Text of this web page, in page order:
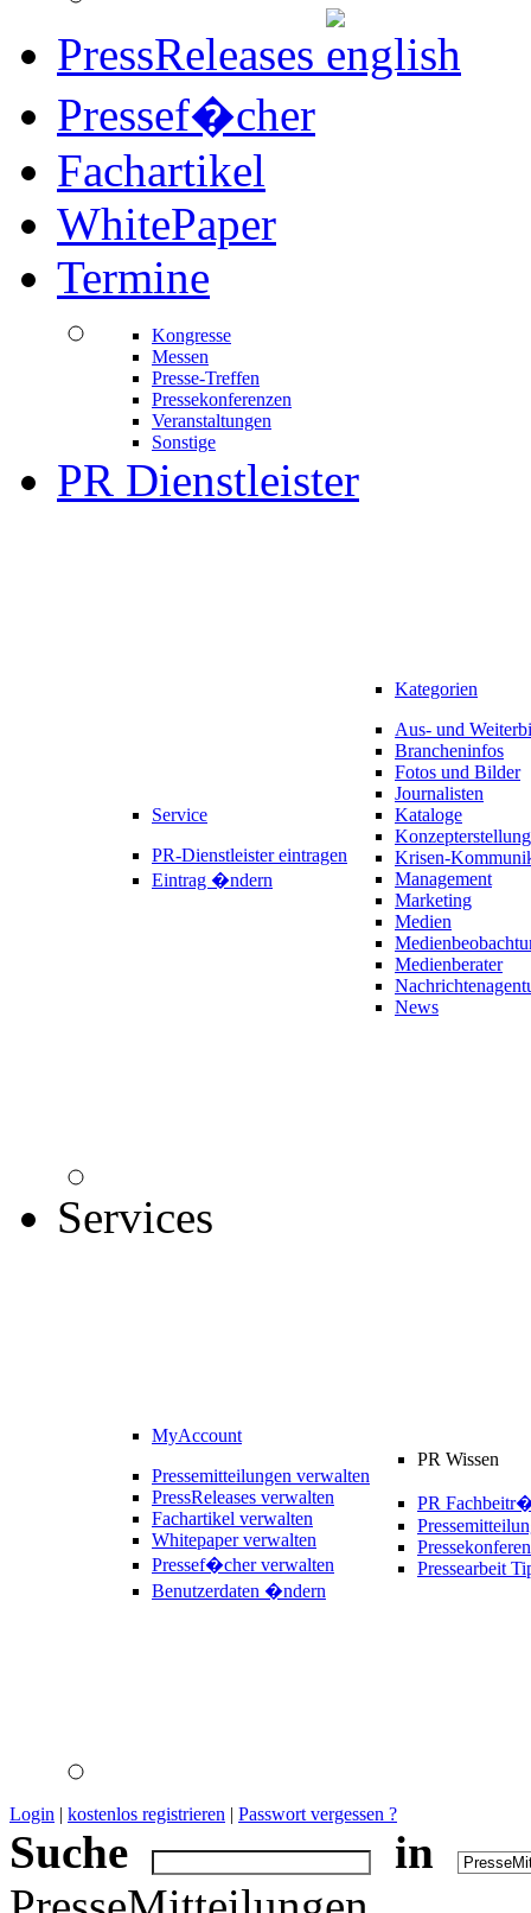
PressReleases
Pressef�cher
Fachartikel
WhitePaper
Termine
Kongresse
Messen
Presse-Treffen
Pressekonferenzen
Veranstaltungen
Sonstige
PR Dienstleister
Service
PR-Dienstleister eintragen
Eintrag �ndern
Kategorien
Aus- und
Brancheninfos
Fotos und Bilder
Journalisten
Kataloge
Konzepterstellung
Krisen-
Management
Marketing
Medien
Medienberater
News
Services
MyAccount
Pressemitteilungen verwalten
PressReleases verwalten
Fachartikel verwalten
Whitepaper verwalten
Pressef�cher verwalten
Benutzerdaten �ndern
PR Wissen
PR
Pressearbeit
Login | kostenlos registrieren | Passwort vergessen ?
Suche
in